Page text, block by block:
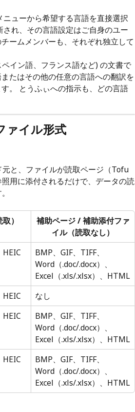
ューから希望する言語を直接選択
れ、その言語設定はご自身のユー
ームメンバーも、それぞれ独立して
イン語、フランス語など) の文書で
たはその他の任意の言語への翻訳を
。 とうふぃへの指示も、どの言語
ァイル形式
と、ファイルが読取ページ（Tofu
用に添付されるだけで、データの読
）
補助ページ / 補助添付ファ
イル（読取なし）
HEIC
BMP、GIF、TIFF、
Word（.doc/.docx）、
Excel（.xls/.xlsx）、HTML
HEIC
なし
HEIC
BMP、GIF、TIFF、
Word（.doc/.docx）、
Excel（.xls/.xlsx）、HTML
HEIC
BMP、GIF、TIFF、
Word（.doc/.docx）、
Excel（.xls/.xlsx）、HTML